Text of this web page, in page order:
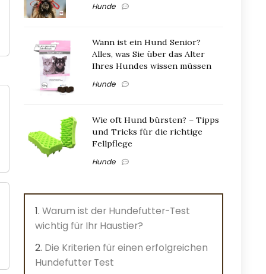
Hunde
Wann ist ein Hund Senior?
Alles, was Sie über das Alter
Ihres Hundes wissen müssen
Hunde
Wie oft Hund bürsten? – Tipps
und Tricks für die richtige
Fellpflege
Hunde
Warum ist der Hundefutter-Test
wichtig für Ihr Haustier?
Die Kriterien für einen erfolgreichen
Hundefutter Test